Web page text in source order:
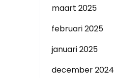
maart 2025
februari 2025
januari 2025
december 2024